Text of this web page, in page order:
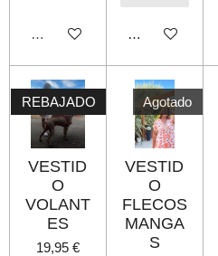
Agotado Añadir al carrito
REBAJADO
VESTID
O
VOLANT
ES
19,95 €
Agotado
VESTID
O
FLECOS
MANGA
S